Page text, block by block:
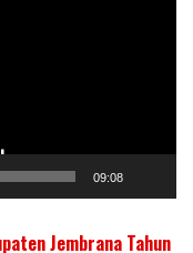
09:08
Jembrana Tahun